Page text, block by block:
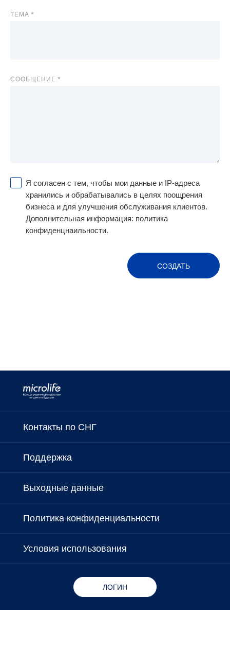
ТЕМА
СООБЩЕНИЕ
Я согласен с тем, чтобы мои данные и IP-адреса
хранились и обрабатывались в целях поощрения
бизнеса и для улучшения обслуживания клиентов.
Дополнительная информация: политика
конфиденцнаильности.
СОЗДАТЬ
Контакты по СНГ
Поддержка
Выходные данные
Политика конфиденциальности
Условия использования
ЛОГИН